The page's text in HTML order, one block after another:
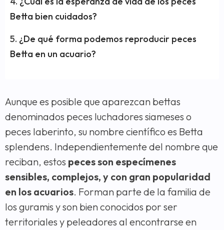
Betta bien cuidados?
¿De qué forma podemos reproducir peces
Betta en un acuario?
Aunque es posible que aparezcan bettas
denominados peces luchadores siameses o
peces laberinto, su nombre científico es Betta
splendens. Independientemente del nombre que
reciban, estos peces son especímenes
sensibles, complejos, y con gran popularidad
en los acuarios. Forman parte de la familia de
los guramis y son bien conocidos por ser
territoriales y peleadores al encontrarse en